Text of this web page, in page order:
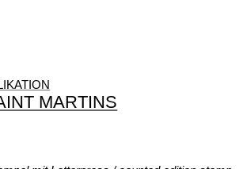
MARTINS